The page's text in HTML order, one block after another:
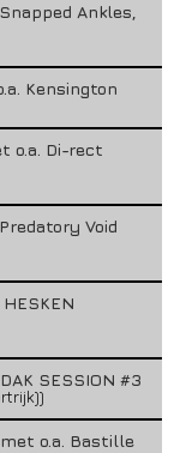
Ankles,
Kensington
o.a. Di-rect
Void
SESSION #3
o.a. Bastille